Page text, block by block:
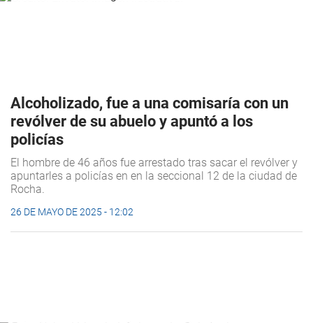
Alcoholizado, fue a una comisaría con un
revólver de su abuelo y apuntó a los
policías
El hombre de 46 años fue arrestado tras sacar el revólver y
apuntarles a policías en en la seccional 12 de la ciudad de
Rocha.
26 DE MAYO DE 2025 - 12:02